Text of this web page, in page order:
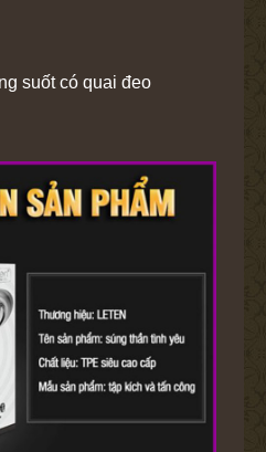
suốt có quai đeo